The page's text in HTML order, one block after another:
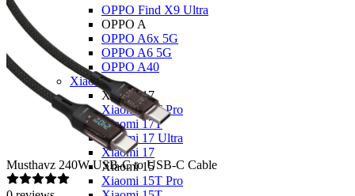
OPPO Find X9 Ultra
OPPO A
OPPO A6x 5G
OPPO A6 5G
OPPO A40
Xiaomi
Xiaomi 17
Xiaomi 17T Pro
Xiaomi 17T
Xiaomi 17 Ultra
Xiaomi 17
Xiaomi 15
Xiaomi 15T Pro
Musthavz 240W USB-C to USB-C Cable